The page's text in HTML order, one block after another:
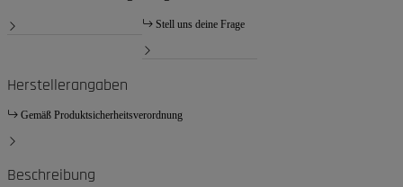
Stell uns deine Frage
Herstellerangaben
Gemäß Produktsicherheitsverordnung
Beschreibung